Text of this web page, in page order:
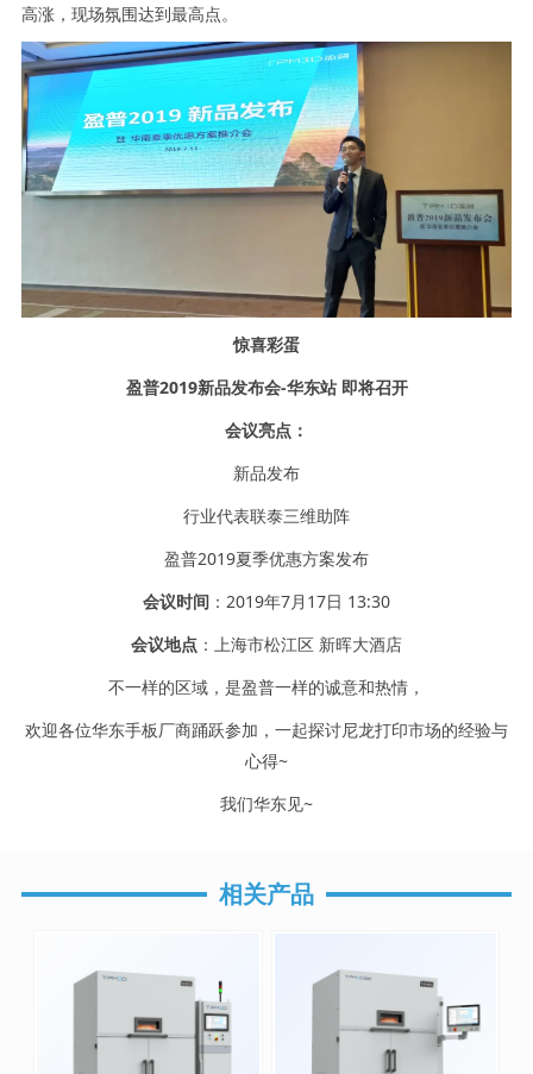
高涨，现场氛围达到最高点。
惊喜彩蛋
盈普2019新品发布会-华东站 即将召开
会议亮点：
新品发布
行业代表联泰三维助阵
盈普2019夏季优惠方案发布
会议时间 ：2019年7月17日 13:30
会议地点 ：上海市松江区 新晖大酒店
不一样的区域，是盈普一样的诚意和热情，
欢迎各位华东手板厂商踊跃参加，一起探讨尼龙打印市场的经验与
心得~
我们华东见~
相关产品